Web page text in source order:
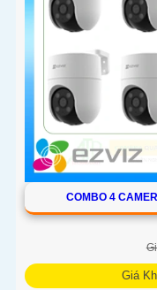
COMBO 4
Giá